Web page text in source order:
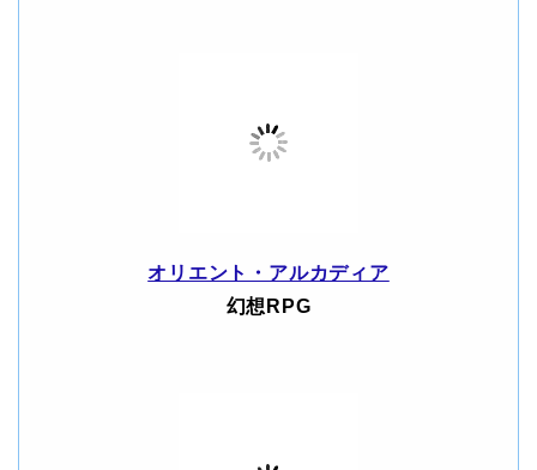
オリエント・アルカディア
幻想RPG